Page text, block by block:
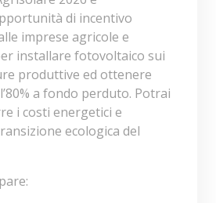
di incentivo
imprese agricole e
installare fotovoltaico sui
produttive ed ottenere
a fondo perduto. Potrai
i costi energetici e
ecologica del